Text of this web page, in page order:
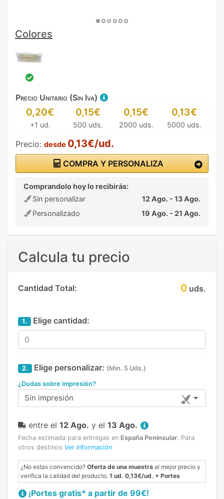
Colores
Precio Unitario (Sin Iva)
0,20€
+1 ud.
0,15€
500 uds.
0,15€
2000 uds.
0,13€
5000 uds.
Precio: desde 0,13€/ud.
COMPRA Y PERSONALIZA
Comprandolo hoy lo recibirás:
Sin personalizar
12 Ago. - 13 Ago.
Personalizado
19 Ago. - 21 Ago.
Calcula tu precio
Cantidad Total: 0 uds.
1. Elige cantidad:
2. Elige personalizar: (Min. 5 Uds.)
¿Dudas sobre impresión?
Sin impresión
entre el 12 Ago. y el 13 Ago.
Fecha estimada para entregas en España Peninsular. Para
otros destinos Ver Información
¿No estas convencido? Oferta de una muestra al mejor precio y
verifica la calidad del producto. 1 ud. 0,13€/ud. + Portes
¡Portes gratis* a partir de 99€!